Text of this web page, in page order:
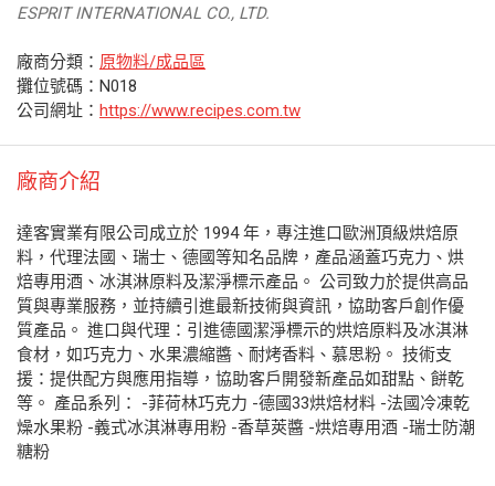
ESPRIT INTERNATIONAL CO., LTD.
廠商分類： 原物料/成品區
攤位號碼：N018
公司網址： https://www.recipes.com.tw
廠商介紹
達客實業有限公司成立於 1994 年，專注進口歐洲頂級烘焙原
料，代理法國、瑞士、德國等知名品牌，產品涵蓋巧克力、烘
焙專用酒、冰淇淋原料及潔淨標示產品。 公司致力於提供高品
質與專業服務，並持續引進最新技術與資訊，協助客戶創作優
質產品。 進口與代理：引進德國潔淨標示的烘焙原料及冰淇淋
食材，如巧克力、水果濃縮醬、耐烤香料、慕思粉。 技術支
援：提供配方與應用指導，協助客戶開發新產品如甜點、餅乾
等。 產品系列： -菲荷林巧克力 -德國33烘焙材料 -法國冷凍乾
燥水果粉 -義式冰淇淋專用粉 -香草莢醬 -烘焙專用酒 -瑞士防潮
糖粉